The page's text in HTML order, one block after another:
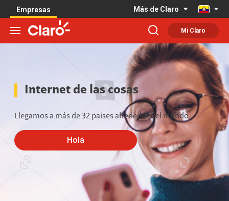
Empresas Más de Claro
Mi Claro
Internet de las cosas
Llegamos a más de 32 paises alrededor del mundo
Hola